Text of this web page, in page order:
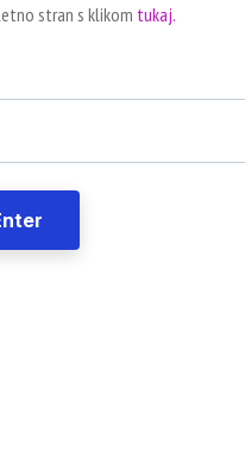
stran s klikom tukaj.